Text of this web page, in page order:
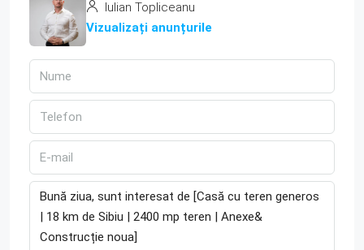
Iulian Topliceanu
Vizualizați anunțurile